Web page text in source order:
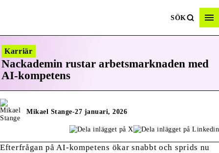
SÖK
Karriär
Nackademin rustar arbetsmarknaden med
AI-kompetens
Mikael Stange-27 januari, 2026
Efterfrågan på AI-kompetens ökar snabbt och sprids nu